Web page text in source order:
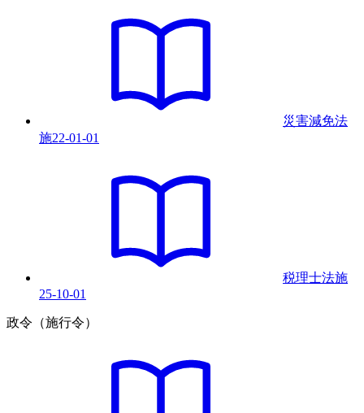
災害減免法
施22-01-01
税理士法施
25-10-01
政令（施行令）